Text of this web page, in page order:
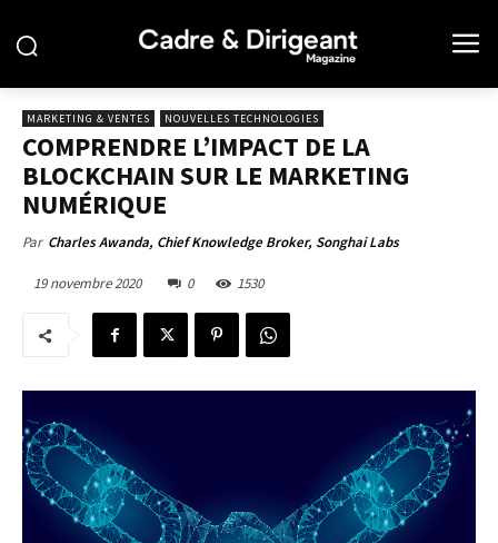
MARKETING & VENTES NOUVELLES TECHNOLOGIES
COMPRENDRE L’IMPACT DE LA
BLOCKCHAIN SUR LE MARKETING
NUMÉRIQUE
Par Charles Awanda, Chief Knowledge Broker, Songhai Labs
19 novembre 2020 0 1530